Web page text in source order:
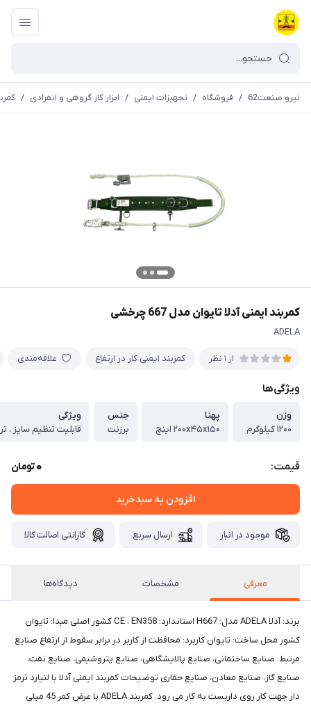
نیرو صنعت62 / فروشگاه / تجهیزات ایمنی / ابزار کار گروهی و انفرادی /
کمربند ایمنی آدلا تایوان مدل 667 چرخشی
ADELA
از 1 نظر کمربند ایمنی کار در ارتفاع علاقه‌مندی
ویژگی‌ها
وزن
۱۲۰۰ کیلوگرم
پهنا
۲۰۰x۴۵x۱۵۰ اینچ
جنس
برزنت
ویژگی
قابلیت تنظیم سایز ،
قیمت: 0تومان
افزودن به سبدخرید
موجود در انبار ارسال سریع گارانتی اصالت کالا
معرفی مشخصات دیدگاه‌ها
برند: آدلا ADELA مدل: H667 استاندارد: CE ، EN358 کشور اصلی مبدا: تایوان
کشور محل ساخت: تایوان کاربرد: محافظت از کاربر در برابر سقوط از ارتفاع صنایع
مرتبط: صنایع ساختمانی، صنایع پالایشگاهی، صنایع پتروشیمی، صنایع نفت،
صنایع گاز، صنایع معادن، صنایع حفاری توضیحات کمربند ایمنی آدلا با لنیارد ترمز
دار جهت کار روی داربست به کار می رود. کمربند ADELA با عرض کمر 45 میلی